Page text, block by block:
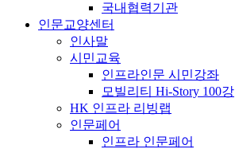
국내협력기관
인문교양센터
인사말
시민교육
인프라인문 시민강좌
모빌리티 Hi-Story 100강
HK 인프라 리빙랩
인문페어
인프라 인문페어